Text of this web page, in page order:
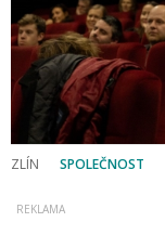
ZLÍN SPOLEČNOST